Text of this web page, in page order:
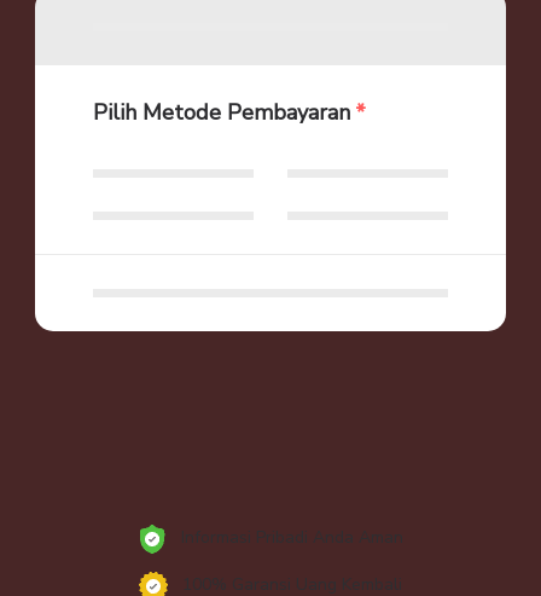
Pilih Metode Pembayaran
Informasi Pribadi Anda Aman
100% Garansi Uang Kembali